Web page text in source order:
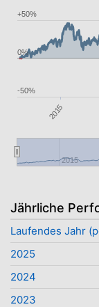
2015
2015
-50%
0%
+50%
Jährliche
Laufendes Jahr
2025
2024
2023